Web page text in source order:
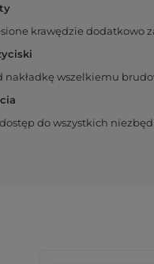
krawędzie dodatkowo
wszelkiemu
do wszystkich